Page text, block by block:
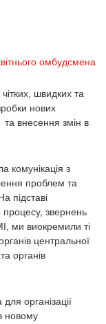
омбудсмена
швидких та
нових
та внесення змін в
комунікація з
проблем та
підставі
процесу, звернень
ми виокремили ті
центральної
органів
організації
новому